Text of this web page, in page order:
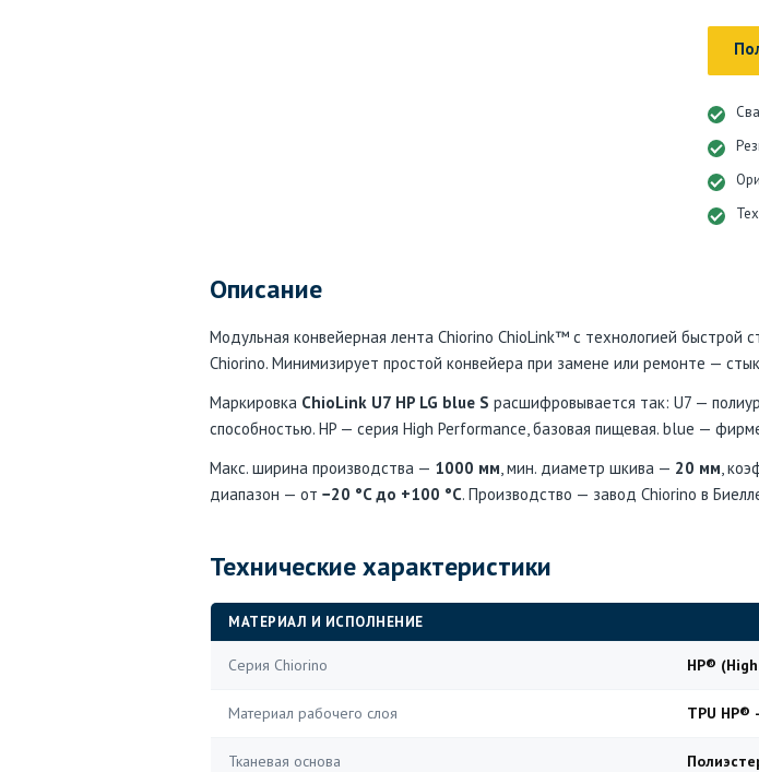
Описание
Модульная конвейерная лента Chiorino ChioLink™ с технологией быстрой
Chiorino. Минимизирует простой конвейера при замене или ремонте —
Маркировка ChioLink U7 HP LG blue S расшифровывается так: U7 —
способностью. HP — серия High Performance, базовая пищевая. blue —
Макс. ширина производства — 1000 мм, мин. диаметр шкива — 20 мм,
диапазон — от −20 °C до +100 °C. Производство — завод Chiorino в
Технические характеристики
МАТЕРИАЛ И ИСПОЛНЕНИЕ
Серия Chiorino HP®
Материал рабочего слоя TPU HP®
Тканевая основа